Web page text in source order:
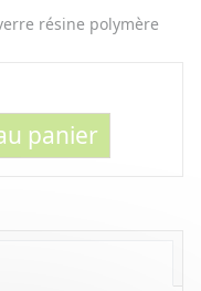
résine polymère
panier